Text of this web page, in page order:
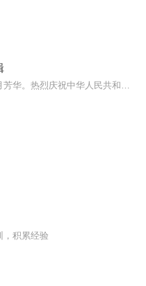
，积累经验